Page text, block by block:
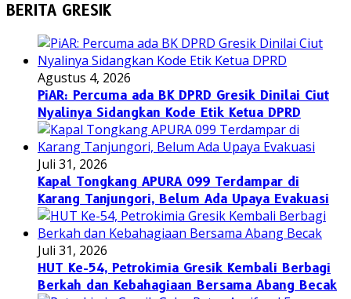
BERITA GRESIK
Agustus 4, 2026
PiAR: Percuma ada BK DPRD Gresik Dinilai Ciut
Nyalinya Sidangkan Kode Etik Ketua DPRD
Juli 31, 2026
Kapal Tongkang APURA 099 Terdampar di
Karang Tanjungori, Belum Ada Upaya Evakuasi
Juli 31, 2026
HUT Ke-54, Petrokimia Gresik Kembali Berbagi
Berkah dan Kebahagiaan Bersama Abang Becak